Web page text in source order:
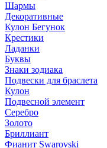
Шармы
Декоративные
Кулон Бегунок
Крестики
Ладанки
Буквы
Знаки зодиака
Подвески для браслета
Кулон
Подвесной элемент
Серебро
Золото
Бриллиант
Фианит Swarovski